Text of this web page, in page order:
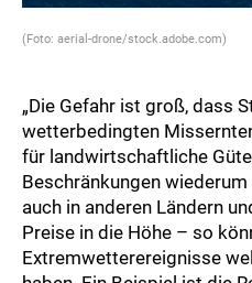
(Foto: aerial-drone/stock.adobe.com)
„Die Gefahr ist groß, dass
wetterbedingten
für landwirtschaftliche
Beschränkungen
auch in anderen Ländern
Preise in die Höhe – so
Extremwetterereignisse